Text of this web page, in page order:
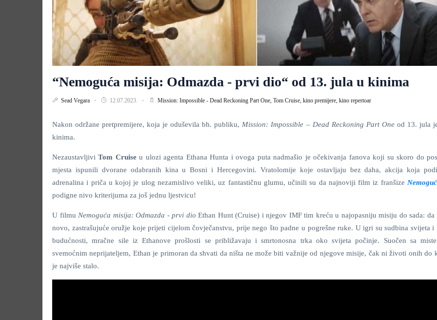
“Nemoguća misija: Odmazda - prvi dio“ od 13. jula u kinima
Sead Vegara 12.07.2023. Mission: Impossible - Dead Reckoning Part One, Tom Cruise, kino premijere, kino repertoar
Nakon održane pretpremijere, koja je oduševila bh. publiku, Mission: Impossible – Dead Reckoning Part Oneod 13. jula
kinima.
NezaustavljiviTom Cruiseu ulozi agenta Ethana Hunta i ovoga puta nadmašio je očekivanja fanova koji su skoro do
mjesta ispunili dvorane odabranih kina u Bosni i Hercegovini. Vratolomije koje ostavljaju bez daha, akcija koja
adrenalina i priča u kojoj je ulog nezamislivo veliki, uz fantastičnu glumu, učinili su da najnoviji film iz franšize
podigne nivo kriterijuma za još jednu ljestvicu!
U filmu Nemoguća misija: Odmazda - prvi dio Ethan Hunt (Cruise) i njegov IMF tim kreću u najopasniju misiju do sada: da
novo, zastrašujuće oružje koje prijeti cijelom čovječanstvu, prije nego što padne u pogrešne ruke. U igri su sudbina svijeta i
budućnosti, mračne sile iz Ethanove prošlosti se približavaju i smrtonosna trka oko svijeta počinje. Suočen sa
svemoćnim neprijateljem, Ethan je primoran da shvati da ništa ne može biti važnije od njegove misije, čak ni životi onih do
je najviše stalo.